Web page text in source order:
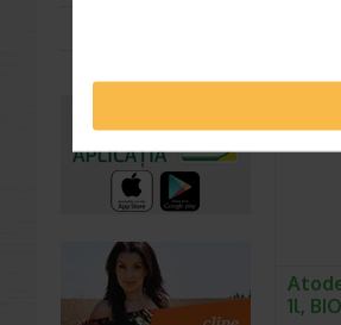
1l,